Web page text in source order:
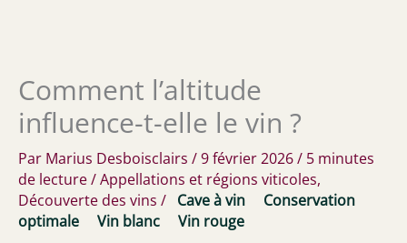
Comment l’altitude
influence-t-elle le vin ?
Par Marius Desboisclairs /9 février 2026/ 5 minutes
de lecture/Appellations et régions viticoles,
Découverte des vins / Cave à vin
Conservation
optimale
Vin blanc Vin rouge